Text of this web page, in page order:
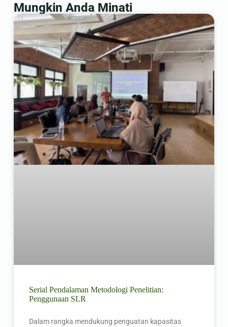
Mungkin Anda Minati
Serial Pendalaman Metodologi Penelitian:
Penggunaan SLR
Dalam rangka mendukung penguatan kapasitas